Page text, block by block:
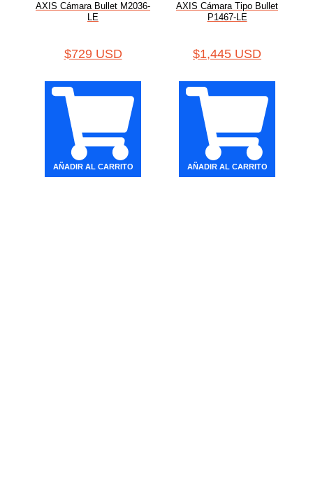
AXIS Cámara Bullet M2036-
LE
$729 USD
AÑADIR AL CARRITO
AXIS Cámara Tipo Bullet
P1467-LE
$1,445 USD
AÑADIR AL CARRITO